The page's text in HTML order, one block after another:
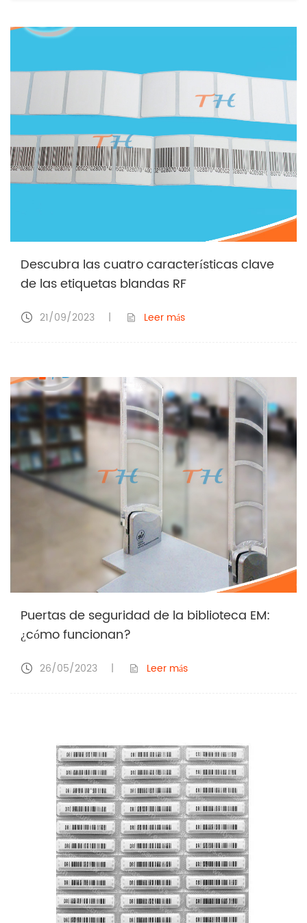
Descubra las cuatro características clave
de las etiquetas blandas RF
21/09/2023 | Leer más
Puertas de seguridad de la biblioteca EM:
¿cómo funcionan?
26/05/2023 | Leer más